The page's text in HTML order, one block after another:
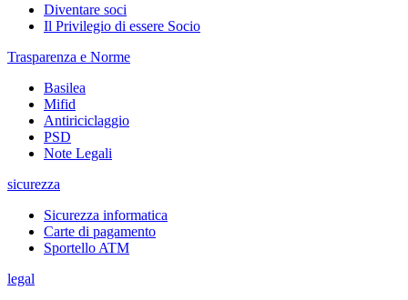
Diventare soci
Il Privilegio di essere Socio
Trasparenza e Norme
Basilea
Mifid
Antiriciclaggio
PSD
Note Legali
sicurezza
Sicurezza informatica
Carte di pagamento
Sportello ATM
legal